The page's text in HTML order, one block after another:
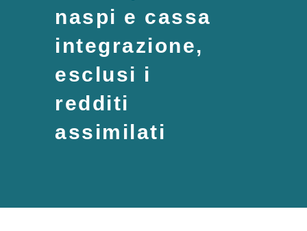
naspi e cassa
integrazione,
esclusi i
redditi
assimilati